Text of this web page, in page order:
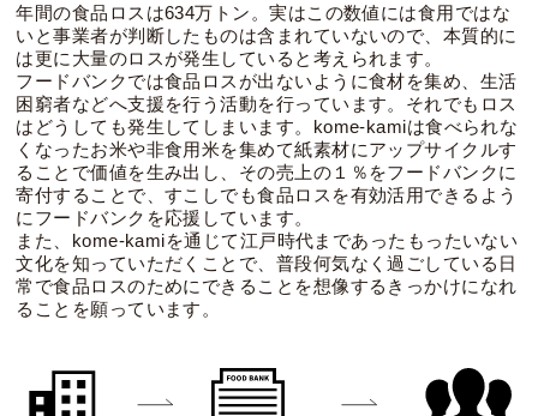
年間の食品ロスは634万トン。実はこの数値には食用ではな
いと事業者が判断したものは含まれていないので、本質的に
は更に大量のロスが発生していると考えられます。
フードバンクでは食品ロスが出ないように食材を集め、生活
困窮者などへ支援を行う活動を行っています。それでもロス
はどうしても発生してしまいます。kome-kamiは食べられな
くなったお米や非食用米を集めて紙素材にアップサイクルす
ることで価値を生み出し、その売上の１％をフードバンクに
寄付することで、すこしでも食品ロスを有効活用できるよう
にフードバンクを応援しています。
また、kome-kamiを通じて江戸時代まであったもったいない
文化を知っていただくことで、普段何気なく過ごしている日
常で食品ロスのためにできることを想像するきっかけになれ
ることを願っています。